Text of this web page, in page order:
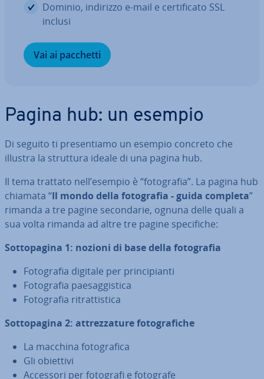
Dominio, indirizzo e-mail e cer­ti­fi­ca­to SSL
inclusi
Vai ai pacchetti
Pagina hub: un esempio
Di seguito ti pre­sen­tia­mo un esempio concreto che
illustra la struttura ideale di una pagina hub.
Il tema trattato nell’esempio è “fo­to­gra­fia”. La pagina hub
chiamata “Il mondo della fo­to­gra­fia - guida completa”
rimanda a tre pagine se­con­da­rie, ognuna delle quali a
sua volta rimanda ad altre tre pagine spe­ci­fi­che:
Sot­to­pa­gi­na 1: nozioni di base della fo­to­gra­fia
Fo­to­gra­fia digitale per prin­ci­pian­ti
Fo­to­gra­fia pae­sag­gi­sti­ca
Fo­to­gra­fia ri­trat­ti­sti­ca
Sot­to­pa­gi­na 2: at­trez­za­tu­re fo­to­gra­fi­che
La macchina fo­to­gra­fi­ca
Gli obiettivi
Accessori per fotografi e fotografe